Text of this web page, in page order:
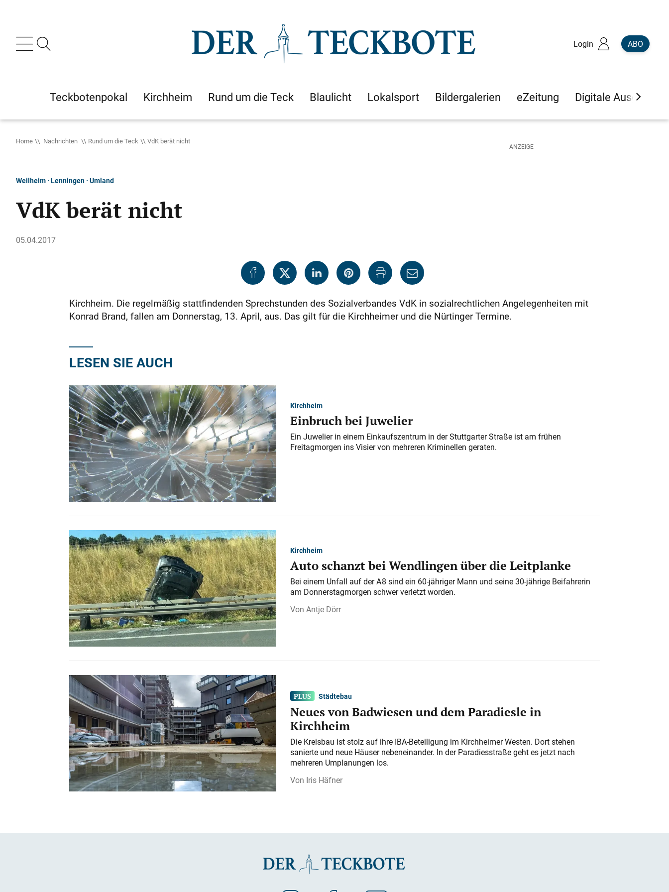
Login ABO
Teckbotenpokal Kirchheim Rund um die Teck Blaulicht Lokalsport Bildergalerien eZeitung Digitale Ausgaben
Home Nachrichten Rund um die Teck VdK berät nicht
Weilheim · Lenningen · Umland
VdK berät nicht
05.04.2017
Kirchheim. Die regelmäßig stattfindenden Sprechstunden des Sozialverbandes VdK in sozialrechtlichen Angelegenheiten mit
Konrad Brand, fallen am Donnerstag, 13. April, aus. Das gilt für die Kirchheimer und die Nürtinger Termine.
LESEN SIE AUCH
Kirchheim
Einbruch bei Juwelier
Ein Juwelier in einem Einkaufszentrum in der Stuttgarter Straße ist am frühen
Freitagmorgen ins Visier von mehreren Kriminellen geraten.
Kirchheim
Auto schanzt bei Wendlingen über die Leitplanke
Bei einem Unfall auf der A 8 sind ein 60-jähriger Mann und seine 30-jährige Beifahrerin
am Donnerstagmorgen schwer verletzt worden.
Antje Dörr
Städtebau
Neues von Badwiesen und dem Paradiesle in
Kirchheim
Die Kreisbau ist stolz auf ihre IBA-Beteiligung im Kirchheimer Westen. Dort stehen
sanierte und neue Häuser nebeneinander. In der Paradiesstraße geht es jetzt nach
mehreren Umplanungen los.
Iris Häfner